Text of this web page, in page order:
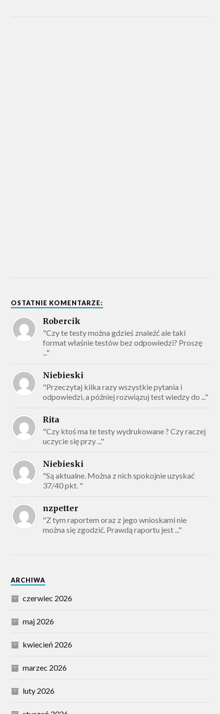
OSTATNIE KOMENTARZE:
Robercik
"Czy te testy można gdzieś znaleźć ale taki
format właśnie testów bez odpowiedzi? Proszę
..."
Niebieski
"Przeczytaj kilka razy wszystkie pytania i
odpowiedzi, a później rozwiązuj test wiedzy do ..."
Rita
"Czy ktoś ma te testy wydrukowane ? Czy raczej
uczycie się przy ..."
Niebieski
"Są aktualne. Można z nich spokojnie uzyskać
37/40 pkt. "
nzpetter
"Z tym raportem oraz z jego wnioskami nie
można się zgodzić. Prawdą raportu jest ..."
ARCHIWA
czerwiec 2026
maj 2026
kwiecień 2026
marzec 2026
luty 2026